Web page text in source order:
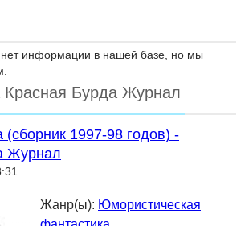
информации в нашей базе, но мы
Красная Бурда Журнал
(сборник 1997-98 годов) -
Журнал
Жанр(ы): Юмористическая